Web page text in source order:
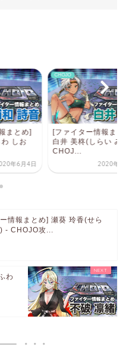
まとめ]
しお
年6月4日
CHOJO
[ファイター情報ま
白井 美柊(しらい み
CHOJ...
2020年6
情報まとめ] 瀬葵 玲香(せら
- CHOJO攻...
わ